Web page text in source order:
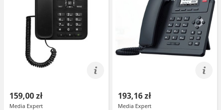
159,00 zł
Media Expert
193,16 zł
Media Expert